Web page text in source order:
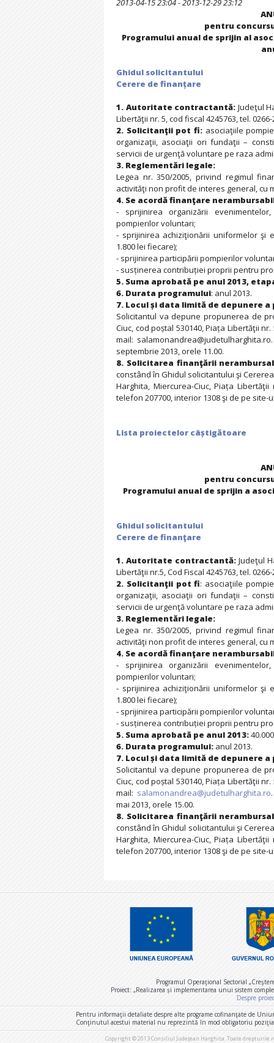
2013-04-15 23:04 - 2013-12-29 23:12
pentru
Programului anual de sprijin al
Ghidul solicitantului
Cerere de finanțare
1. Autoritate contractantă: Judeţul
Libertăţii nr. 5, cod fiscal 4245763, tel.
2. Solicitanţii pot fi: asociaţiile
organizaţii, asociaţii ori fundaţii –
servicii de urgenţă voluntare pe raza
3. Reglementări legale:
Legea nr. 350/2005, privind regimul
activităţi non profit de interes general, cu
4. Se acordă finanţare
- sprijinirea organizării
pompierilor voluntari;
- sprijinirea achiziţionării uniformelor şi
1.800 lei fiecare);
- sprijinirea participării pompierilor
- susținerea contribuției proprii pentru
5. Suma aprobată pe anul 2013,
6. Durata programului: anul 2013.
7. Locul și data limită de depunere
Solicitantul va depune propunerea de
Ciuc, cod poștal 530140, Piața Libertăţii
mail:
septembrie 2013, orele 11.00.
8. Solicitarea finanţării
constând în Ghidul solicitantului şi
Harghita, Miercurea-Ciuc, Piața
telefon 207700, interior 1308 şi de pe
Lista proiectelor câștigătoare
pentru
Programului anual de sprijin a
Ghidul solicitantului
Cerere de finanţare
1. Autoritate contractantă:Judeţul
Libertăţii nr.5, Cod Fiscal 4245763, tel.
2. Solicitanţii pot fi: asociaţiile
organizaţii, asociaţii ori fundaţii –
servicii de urgenţă voluntare pe raza
3. Reglementări legale:
Legea nr. 350/2005, privind regimul
activităţi non profit de interes general, cu
4. Se acordă finanţare
- sprijinirea organizării
pompierilor voluntari;
- sprijinirea achiziţionării uniformelor şi
1.800 lei fiecare);
- sprijinirea participării pompierilor
- susținerea contribuției proprii pentru
5. Suma aprobată pe anul 2013:
6. Durata programului: anul 2013.
7. Locul și data limită de depunere
Solicitantul va depune propunerea de
Ciuc, cod poștal 530140, Piața Libertăţii
mail: salamonandrea@judetulharghita.ro
mai 2013, orele 15.00.
8. Solicitarea finanţării
constând în Ghidul solicitantului şi
Harghita, Miercurea-Ciuc, Piața
telefon 207700, interior 1308 şi de pe site-
Programul Operaţional Sectorial
Proiect: „Realizarea și implementarea unui sistem
Despre
Pentru informaţii detaliate despre alte programe cofinanţate de
Conţinutul acestui material nu reprezintă în mod obligatoriu
Copyright © 2013 Consiliul Judeţean Harghita. Toate drepturile